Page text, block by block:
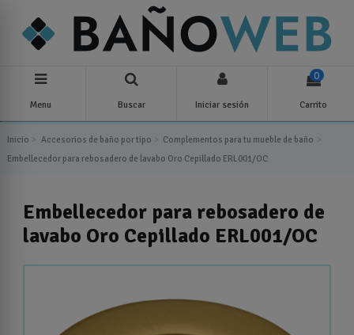
Menu Buscar Iniciar sesión
0
Carrito
Inicio Accesorios de baño por tipo
Complementos para tu mueble de baño
Embellecedor para rebosadero de lavabo Oro Cepillado ERL001/OC
Embellecedor para rebosadero de
lavabo Oro Cepillado ERL001/OC